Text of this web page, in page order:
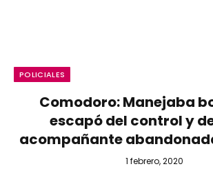
POLICIALES
Comodoro: Manejaba
escapó del control y
acompañante
1 febrero, 2020